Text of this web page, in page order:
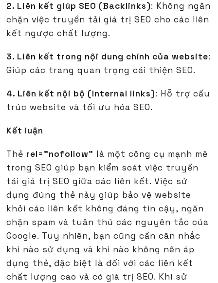
2. Liên kết giúp SEO (Backlinks): Không ngăn
chặn việc truyền tải giá trị SEO cho các liên
kết ngược chất lượng.
3. Liên kết trong nội dung chính của website:
Giúp các trang quan trọng cải thiện SEO.
4. Liên kết nội bộ (Internal links): Hỗ trợ cấu
trúc website và tối ưu hóa SEO.
Kết luận
Thẻ rel="nofollow" là một công cụ mạnh mẽ
trong SEO giúp bạn kiểm soát việc truyền
tải giá trị SEO giữa các liên kết. Việc sử
dụng đúng thẻ này giúp bảo vệ website
khỏi các liên kết không đáng tin cậy, ngăn
chặn spam và tuân thủ các nguyên tắc của
Google. Tuy nhiên, bạn cũng cần cân nhắc
khi nào sử dụng và khi nào không nên áp
dụng thẻ, đặc biệt là đối với các liên kết
chất lượng cao và có giá trị SEO. Khi sử